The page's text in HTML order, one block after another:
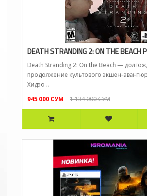
DEATH STRANDING 2: ON THE BEACH
Death Stranding 2: On the Beach —
продолжение культового экшен-
Хидэо ..
945 000 СУМ
1 134 000 СУМ